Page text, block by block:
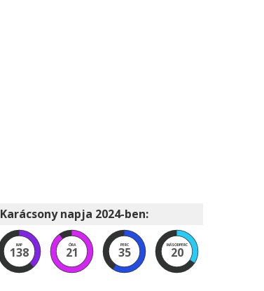
Karácsony napja 2024-ben:
NAP
138
ÓRA
21
PERC
35
MÁSODPERC
19